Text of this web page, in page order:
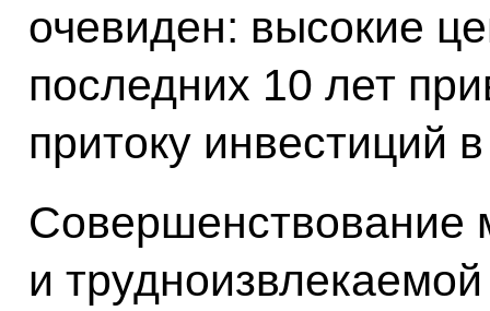
очевиден: высокие
последних 10 лет
притоку инвестиций
Совершенствование
и